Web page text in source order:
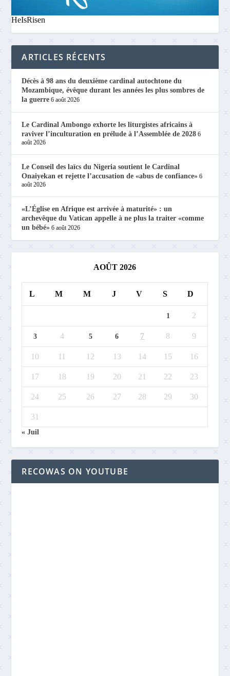
HeIsRisen
ARTICLES RÉCENTS
Décès à 98 ans du deuxième cardinal autochtone du
Mozambique, évêque durant les années les plus sombres de
la guerre 6 août 2026
Le Cardinal Ambongo exhorte les liturgistes africains à
raviver l’inculturation en prélude à l’Assemblée de 2028 6
août 2026
Le Conseil des laïcs du Nigeria soutient le Cardinal
Onaiyekan et rejette l’accusation de «abus de confiance» 6
août 2026
«L’Église en Afrique est arrivée à maturité» : un
archevêque du Vatican appelle à ne plus la traiter «comme
un bébé» 6 août 2026
AOÛT 2026
L M M J V S D
1 2
3 4 5 6 7 8 9
10 11 12 13 14 15 16
17 18 19 20 21 22 23
24 25 26 27 28 29 30
31
« Juil
RECOWAS ON YOUTUBE